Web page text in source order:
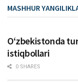
MASHHUR
Oʻzbekistonda
istiqbollari
0 SHARES